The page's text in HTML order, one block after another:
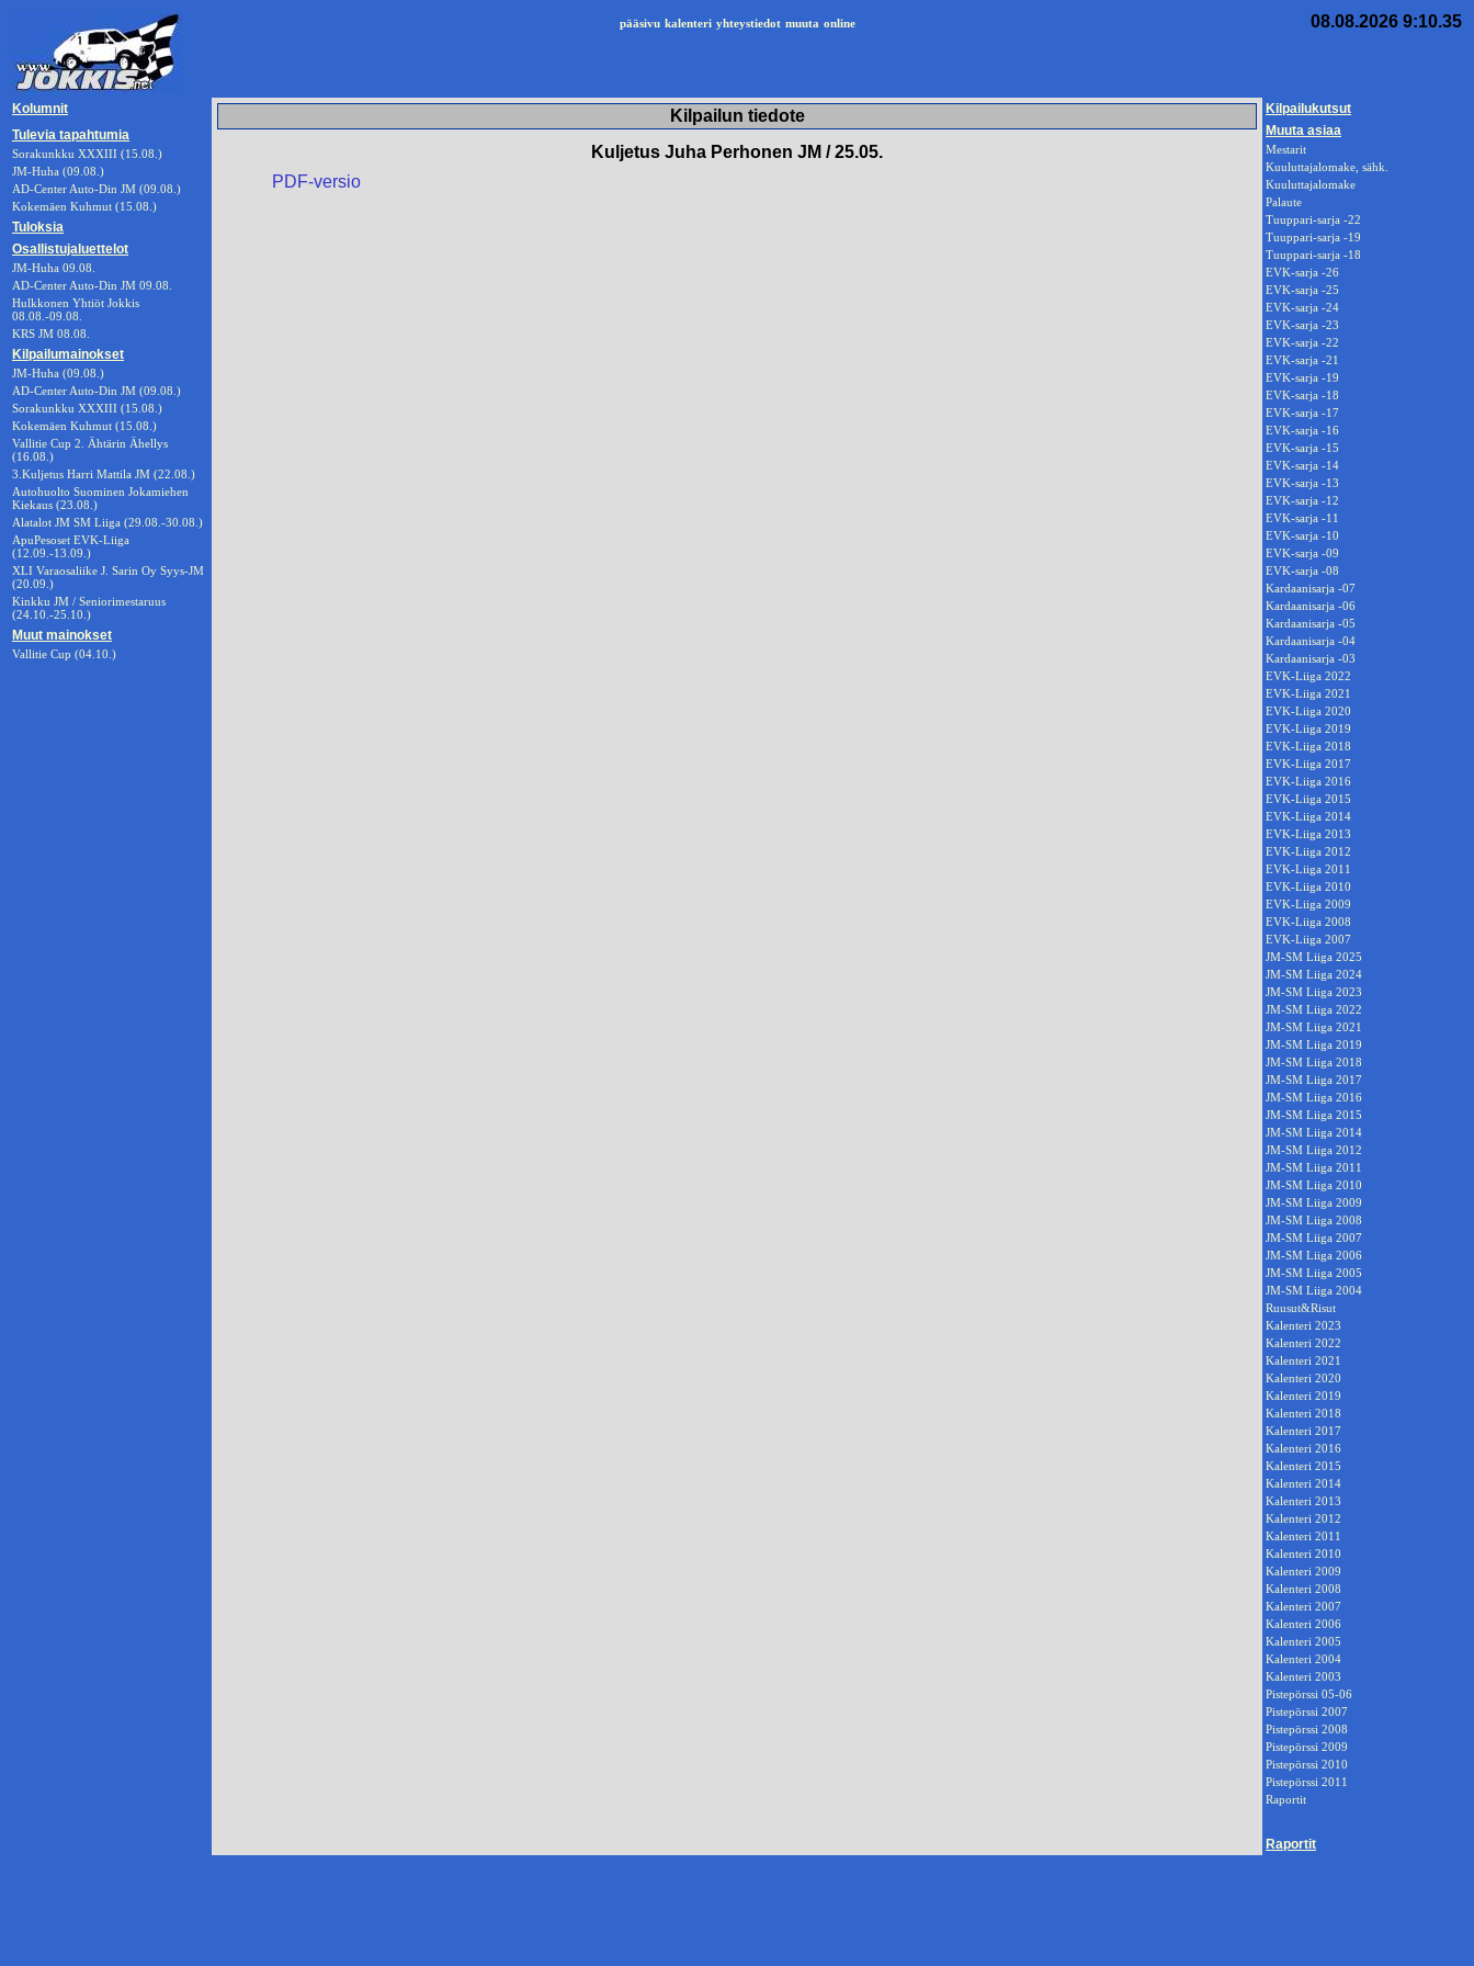
pääsivu kalenteri yhteystiedot muuta online 08.08.2026 9:10.35
Kolumnit
Tulevia tapahtumia
Sorakunkku XXXIII (15.08.)
JM-Huha (09.08.)
AD-Center Auto-Din JM (09.08.)
Kokemäen Kuhmut (15.08.)
Tuloksia
Osallistujaluettelot
JM-Huha 09.08.
AD-Center Auto-Din JM 09.08.
Hulkkonen Yhtiöt Jokkis
08.08.-09.08.
KRS JM 08.08.
Kilpailumainokset
JM-Huha (09.08.)
AD-Center Auto-Din JM (09.08.)
Sorakunkku XXXIII (15.08.)
Kokemäen Kuhmut (15.08.)
Vallitie Cup 2. Ähtärin Ähellys
(16.08.)
3.Kuljetus Harri Mattila JM (22.08.)
Autohuolto Suominen Jokamiehen
Kiekaus (23.08.)
Alatalot JM SM Liiga (29.08.-30.08.)
ApuPesoset EVK-Liiga
(12.09.-13.09.)
XLI Varaosaliike J. Sarin Oy Syys-JM
(20.09.)
Kinkku JM / Seniorimestaruus
(24.10.-25.10.)
Muut mainokset
Vallitie Cup (04.10.)
Kilpailun tiedote
Kuljetus Juha Perhonen JM / 25.05.
PDF-versio
Kilpailukutsut
Muuta asiaa
Mestarit
Kuuluttajalomake, sähk.
Kuuluttajalomake
Palaute
Tuuppari-sarja -22
Tuuppari-sarja -19
Tuuppari-sarja -18
EVK-sarja -26
EVK-sarja -25
EVK-sarja -24
EVK-sarja -23
EVK-sarja -22
EVK-sarja -21
EVK-sarja -19
EVK-sarja -18
EVK-sarja -17
EVK-sarja -16
EVK-sarja -15
EVK-sarja -14
EVK-sarja -13
EVK-sarja -12
EVK-sarja -11
EVK-sarja -10
EVK-sarja -09
EVK-sarja -08
Kardaanisarja -07
Kardaanisarja -06
Kardaanisarja -05
Kardaanisarja -04
Kardaanisarja -03
EVK-Liiga 2022
EVK-Liiga 2021
EVK-Liiga 2020
EVK-Liiga 2019
EVK-Liiga 2018
EVK-Liiga 2017
EVK-Liiga 2016
EVK-Liiga 2015
EVK-Liiga 2014
EVK-Liiga 2013
EVK-Liiga 2012
EVK-Liiga 2011
EVK-Liiga 2010
EVK-Liiga 2009
EVK-Liiga 2008
EVK-Liiga 2007
JM-SM Liiga 2025
JM-SM Liiga 2024
JM-SM Liiga 2023
JM-SM Liiga 2022
JM-SM Liiga 2021
JM-SM Liiga 2019
JM-SM Liiga 2018
JM-SM Liiga 2017
JM-SM Liiga 2016
JM-SM Liiga 2015
JM-SM Liiga 2014
JM-SM Liiga 2012
JM-SM Liiga 2011
JM-SM Liiga 2010
JM-SM Liiga 2009
JM-SM Liiga 2008
JM-SM Liiga 2007
JM-SM Liiga 2006
JM-SM Liiga 2005
JM-SM Liiga 2004
Ruusut&Risut
Kalenteri 2023
Kalenteri 2022
Kalenteri 2021
Kalenteri 2020
Kalenteri 2019
Kalenteri 2018
Kalenteri 2017
Kalenteri 2016
Kalenteri 2015
Kalenteri 2014
Kalenteri 2013
Kalenteri 2012
Kalenteri 2011
Kalenteri 2010
Kalenteri 2009
Kalenteri 2008
Kalenteri 2007
Kalenteri 2006
Kalenteri 2005
Kalenteri 2004
Kalenteri 2003
Pistepörssi 05-06
Pistepörssi 2007
Pistepörssi 2008
Pistepörssi 2009
Pistepörssi 2010
Pistepörssi 2011
Raportit
Raportit